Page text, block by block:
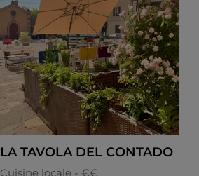
LA TAVOLA DEL CONTADO
Cuisine locale - €€